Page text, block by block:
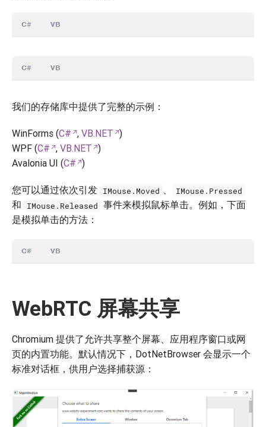
C# VB
C# VB
我们的存储库中提供了完整的示例：
WinForms (C# , VB.NET )
WPF (C# , VB.NET )
Avalonia UI (C# )
您可以通过依次引发 IMouse.Moved 、 IMouse.Pressed
和 IMouse.Released 事件来模拟鼠标单击。例如，下面
是模拟单击的方法：
C# VB
WebRTC 屏幕共享
Chromium 提供了允许共享整个屏幕、应用程序窗口或网
页的内置功能。默认情况下，DotNetBrowser 会显示一个
标准对话框，供用户选择捕获源：